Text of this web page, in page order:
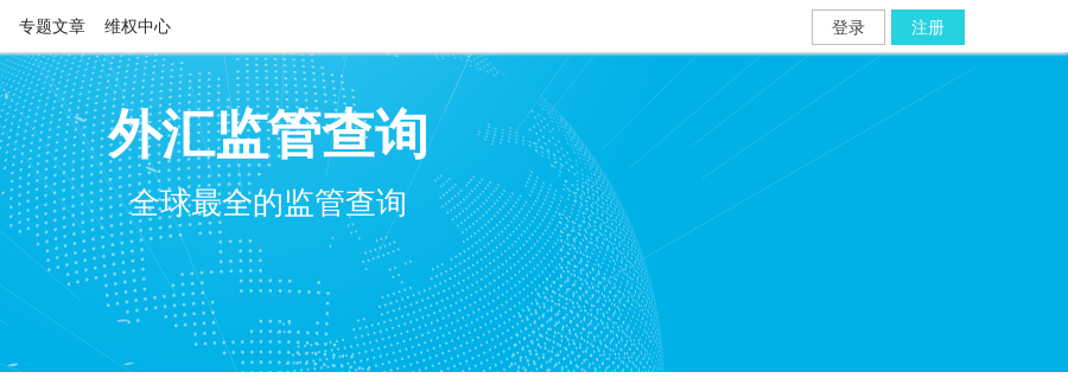
专题文章 维权中心 登录 注册
外汇监管查询
全球最全的监管查询